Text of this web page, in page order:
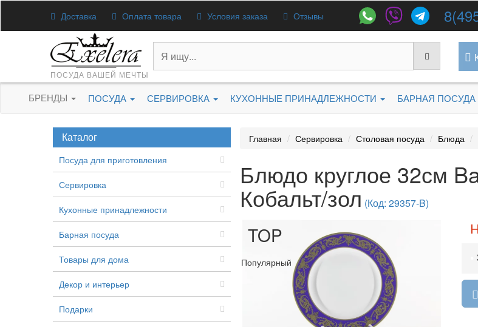
Доставка Оплата товара Условия заказа Отзывы
ПОСУДА ВАШЕЙ МЕЧТЫ
БРЕНДЫ ПОСУДА СЕРВИРОВКА КУХОННЫЕ ПРИНАДЛЕЖНОСТИ БАРНАЯ ПОСУДА
Каталог
Посуда для приготовления
Сервировка
Кухонные принадлежности
Барная посуда
Товары для дома
Декор и интерьер
Подарки
Главная Сервировка Столовая посуда Блюда
Блюдо круглое 32см
Кобальт/зол (Код: 29357-B)
TOP
Популярный